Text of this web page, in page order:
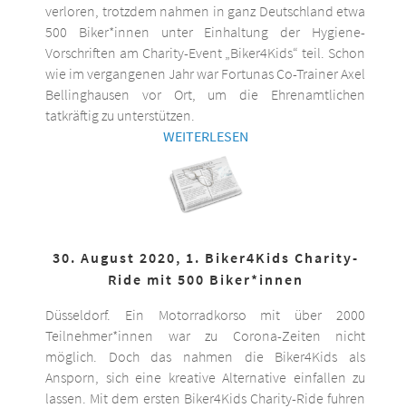
verloren, trotzdem nahmen in ganz Deutschland etwa
500 Biker*innen unter Einhaltung der Hygiene-
Vorschriften am Charity-Event „Biker4Kids“ teil. Schon
wie im vergangenen Jahr war Fortunas Co-Trainer Axel
Bellinghausen vor Ort, um die Ehrenamtlichen
tatkräftig zu unterstützen.
WEITERLESEN
30. August 2020, 1. Biker4Kids Charity-
Ride mit 500 Biker*innen
Düsseldorf. Ein Motorradkorso mit über 2000
Teilnehmer*innen war zu Corona-Zeiten nicht
möglich. Doch das nahmen die Biker4Kids als
Ansporn, sich eine kreative Alternative einfallen zu
lassen. Mit dem ersten Biker4Kids Charity-Ride fuhren